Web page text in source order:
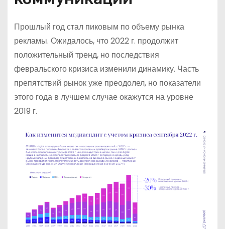
Прошлый год стал пиковым по объему рынка
рекламы. Ожидалось, что 2022 г. продолжит
положительный тренд, но последствия
февральского кризиса изменили динамику. Часть
препятствий рынок уже преодолел, но показатели
этого года в лучшем случае окажутся на уровне
2019 г.